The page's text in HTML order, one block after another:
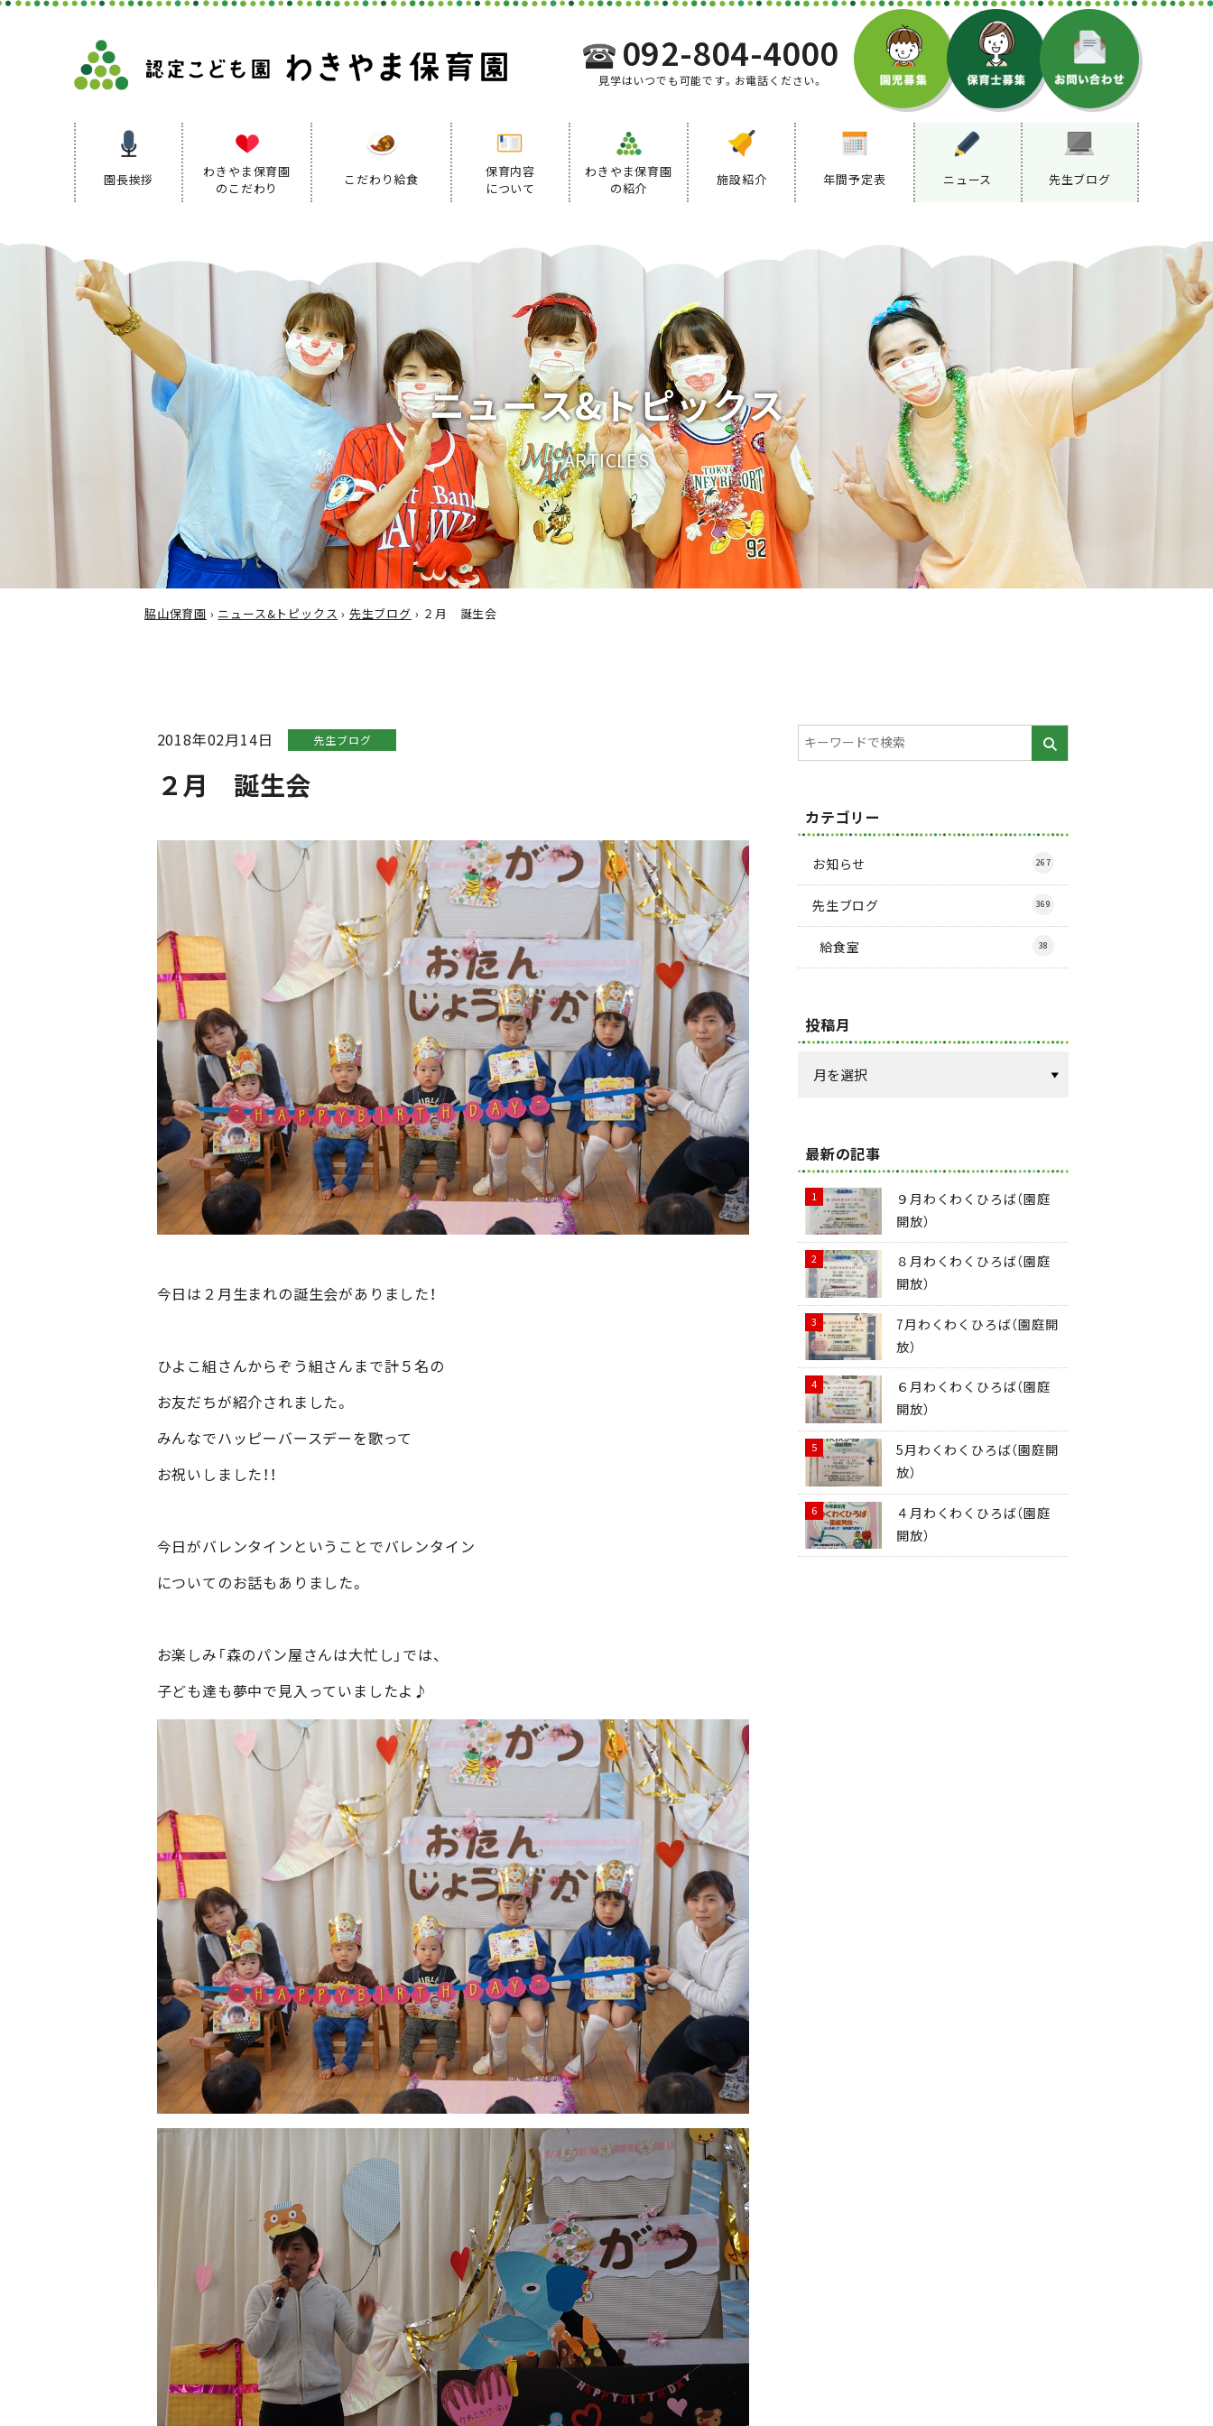
092-804-4000
見学はいつでも可能です。お電話ください。
園長挨拶
わきやま保育園
のこだわり
保育方針
保育の特色
保育方針
こだわり給食
保育内容
について
デイリープログラム
わきやま保育園
の紹介
施設紹介 年間予定表 ニュース 先生ブログ
ニュース&トピックス
ARTICLES
脇山保育園 › ニュース&トピックス › 先生ブログ › ２月 誕生会
2018年02月14日 先生ブログ
２月 誕生会
今日は２月生まれの誕生会がありました！
ひよこ組さんからぞう組さんまで計５名の
お友だちが紹介されました。
みんなでハッピーバースデーを歌って
お祝いしました！！
今日がバレンタインということでバレンタイン
についてのお話もありました。
お楽しみ「森のパン屋さんは大忙し」では、
子ども達も夢中で見入っていましたよ♪
カテゴリー
お知らせ 267
先生ブログ 369
給食室 38
投稿月
最新の記事
９月わくわくひろば（園庭
開放）
８月わくわくひろば（園庭
開放）
7月わくわくひろば（園庭開
放）
６月わくわくひろば（園庭
開放）
5月わくわくひろば（園庭開
放）
４月わくわくひろば（園庭
開放）